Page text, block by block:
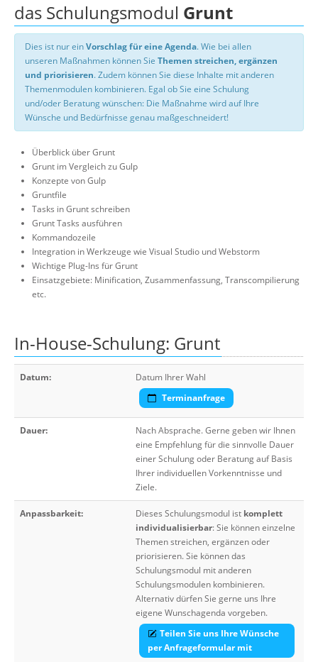
das Schulungsmodul Grunt
Dies ist nur einVorschlag für eine Agenda. Wie bei allen
unseren Maßnahmen können Sie Themen streichen, ergänzen
und priorisieren. Zudem können Sie diese Inhalte mit anderen
Themenmodulen kombinieren. Egal ob Sie eine Schulung
und/oder Beratung wünschen: Die Maßnahme wird auf Ihre
Wünsche und Bedürfnisse genau maßgeschneidert!
Überblick über Grunt
Grunt im Vergleich zu Gulp
Konzepte von Gulp
Gruntfile
Tasks in Grunt schreiben
Grunt Tasks ausführen
Kommandozeile
Integration in Werkzeuge wie Visual Studio und Webstorm
Wichtige Plug-Ins für Grunt
Einsatzgebiete: Minification, Zusammenfassung, Transcompilierung
etc.
In-House-Schulung: Grunt
Datum:
Datum Ihrer Wahl
Terminanfrage
Dauer:
Nach Absprache. Gerne geben wir Ihnen
eine Empfehlung für die sinnvolle Dauer
einer Schulung oder Beratung auf Basis
Ihrer individuellen Vorkenntnisse und
Ziele.
Anpassbarkeit: Dieses Schulungsmodul ist komplett
individualisierbar: Sie können einzelne
Themen streichen, ergänzen oder
priorisieren. Sie können das
Schulungsmodul mit anderen
Schulungsmodulen kombinieren.
Alternativ dürfen Sie gerne uns Ihre
eigene Wunschagenda vorgeben.
Teilen Sie uns Ihre Wünsche
per Anfrageformular mit